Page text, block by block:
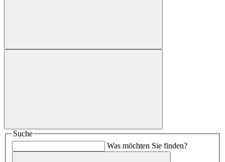
Suche
Was möchten Sie finden?